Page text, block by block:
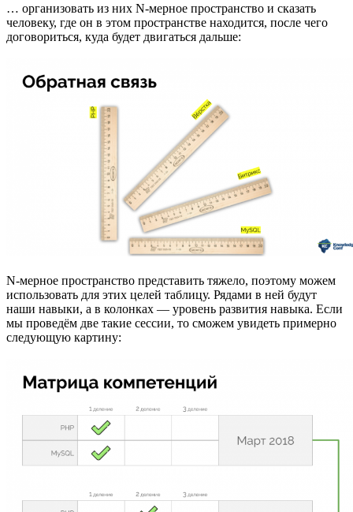
… организовать из них N-мерное пространство и сказать
человеку, где он в этом пространстве находится, после чего
договориться, куда будет двигаться дальше:
N-мерное пространство представить тяжело, поэтому можем
использовать для этих целей таблицу. Рядами в ней будут
наши навыки, а в колонках — уровень развития навыка. Если
мы проведём две такие сессии, то сможем увидеть примерно
следующую картину: